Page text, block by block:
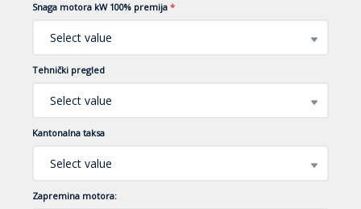
Snaga motora kW 100% premija *
Select value
Tehnički pregled
Select value
Kantonalna taksa
Select value
Zapremina motora: